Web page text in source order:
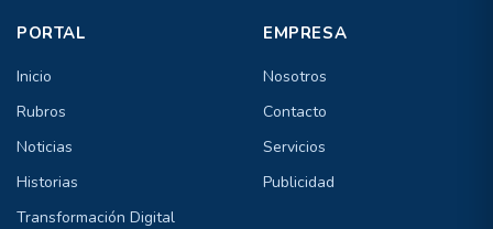
PORTAL
Inicio
Rubros
Noticias
Historias
Transformación Digital
EMPRESA
Nosotros
Contacto
Servicios
Publicidad